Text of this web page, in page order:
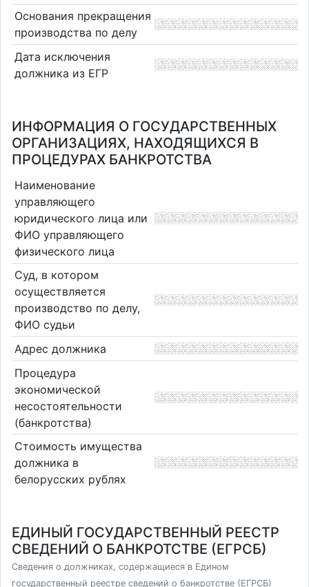
Основания прекращения
производства по делу
Дата исключения
должника из ЕГР
ИНФОРМАЦИЯ О ГОСУДАРСТВЕННЫХ
ОРГАНИЗАЦИЯХ, НАХОДЯЩИХСЯ В
ПРОЦЕДУРАХ БАНКРОТСТВА
Наименование
управляющего
юридического лица или
ФИО управляющего
физического лица
Суд, в котором
осуществляется
производство по делу,
ФИО судьи
Адрес должника
Процедура
экономической
несостоятельности
(банкротства)
Стоимость имущества
должника в
белорусских рублях
ЕДИНЫЙ ГОСУДАРСТВЕННЫЙ РЕЕСТР
СВЕДЕНИЙ О БАНКРОТСТВЕ (ЕГРСБ)
Сведения о должниках, содержащиеся в Едином
государственный реестре сведений о банкротстве (ЕГРСБ)